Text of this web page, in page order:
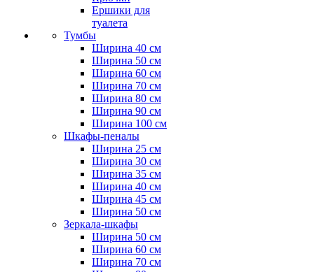
Ершики для
туалета
Тумбы
Ширина 40 см
Ширина 50 см
Ширина 60 см
Ширина 70 см
Ширина 80 см
Ширина 90 см
Ширина 100 см
Шкафы-пеналы
Ширина 25 см
Ширина 30 см
Ширина 35 см
Ширина 40 см
Ширина 45 см
Ширина 50 см
Зеркала-шкафы
Ширина 50 см
Ширина 60 см
Ширина 70 см